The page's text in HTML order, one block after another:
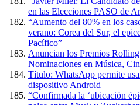
en las Elecciones PASO de
“Aumento del 80% en los
verano: Corea del Sur, el
Pacífico”
Anuncian los Premios
Nominaciones en Música,
Título: WhatsApp permite
dispositivo Android
“Confirmada la ‘ubicación